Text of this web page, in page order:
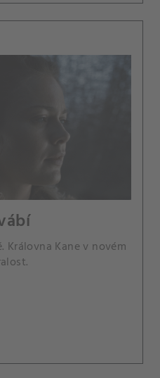
Královna Kane v novém